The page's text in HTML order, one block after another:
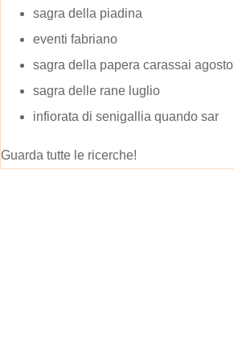
sagra della piadina
eventi fabriano
sagra della papera carassai agosto
sagra delle rane luglio
infiorata di senigallia quando sar
Guarda tutte le ricerche!